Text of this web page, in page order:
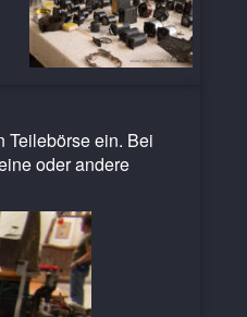
Teilebörse ein. Bei
oder andere